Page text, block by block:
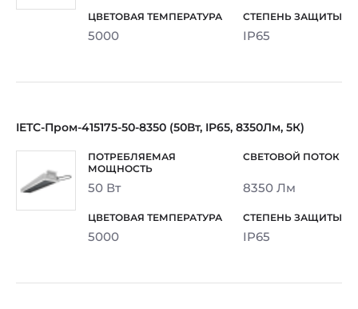
5000 IP65
IETC-Пром-415175-50-8350 (50Вт, IP65, 8350Лм, 5К)
50 Вт 8350 Лм
5000 IP65